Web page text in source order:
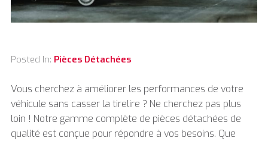
Posted In: Pièces Détachées
Vous cherchez à améliorer les performances de votre
véhicule sans casser la tirelire ? Ne cherchez pas plus
loin ! Notre gamme complète de pièces détachées de
qualité est conçue pour répondre à vos besoins. Que